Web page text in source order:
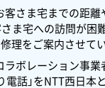
さま宅までの距離
さま宅への訪問が困
理をご案内させて
ボレーション事業
電話」をNTT西日